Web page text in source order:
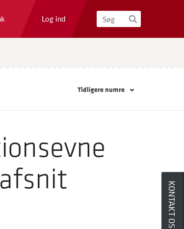
Log ind
Tidligere numre
KONTAKT OS